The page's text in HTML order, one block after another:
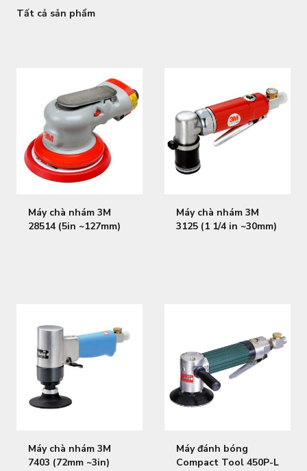
Tất cả sản phẩm
Máy chà nhám 3M
28514 (5in ~127mm)
Máy chà nhám 3M
3125 (1 1/4 in ~30mm)
Máy chà nhám 3M
7403 (72mm ~3in)
Máy đánh bóng
Compact Tool 450P-L